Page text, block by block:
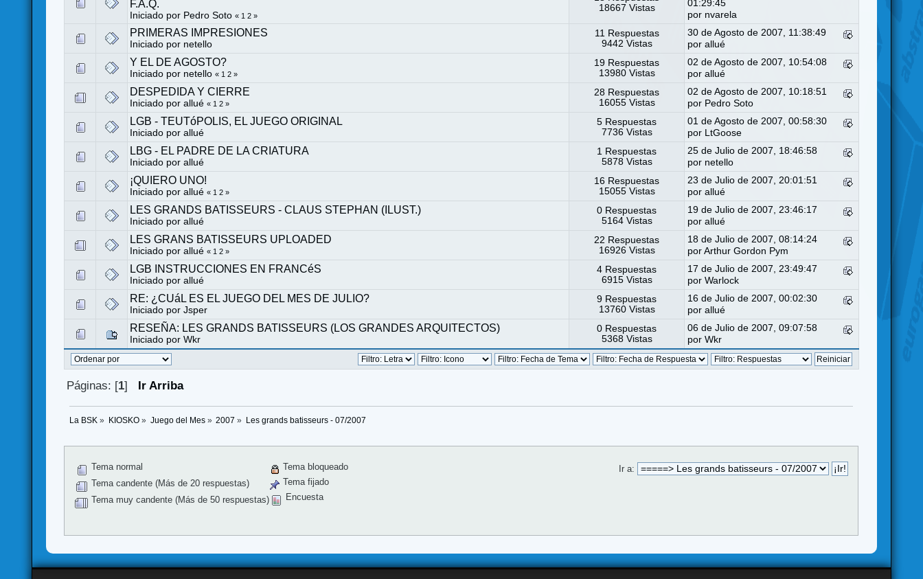
F.A.Q.
Iniciado por Pedro Soto « 1 2 »
18667 Vistas
01:29:45
por nvarela
PRIMERAS IMPRESIONES
Iniciado por netello
11 Respuestas
9442 Vistas
30 de Agosto de 2007, 11:38:49
porallué
Y EL DE AGOSTO?
Iniciado por netello « 1 2 »
19 Respuestas
13980 Vistas
02 de Agosto de 2007, 10:54:08
porallué
DESPEDIDA Y CIERRE
Iniciado porallué « 1 2 »
28 Respuestas
16055 Vistas
02 de Agosto de 2007, 10:18:51
por Pedro Soto
LGB - TEUTóPOLIS, EL JUEGO ORIGINAL
Iniciado porallué
5 Respuestas
7736 Vistas
01 de Agosto de 2007, 00:58:30
por
LtGoose
LBG - EL PADRE DE LA CRIATURA
Iniciado porallué
1 Respuestas
5878 Vistas
25 de Julio de 2007, 18:46:58
por netello
¡QUIERO UNO!
Iniciado porallué « 1 2 »
16 Respuestas
15055 Vistas
23 de Julio de 2007, 20:01:51
porallué
LES GRANDS BATISSEURS - CLAUS STEPHAN (ILUST.)
Iniciado porallué
0 Respuestas
5164 Vistas
19 de Julio de 2007, 23:46:17
porallué
LES GRANS BATISSEURS UPLOADED
Iniciado porallué « 1 2 »
22 Respuestas
16926 Vistas
18 de Julio de 2007, 08:14:24
porArthur Gordon Pym
LGB INSTRUCCIONES EN FRANCéS
Iniciado porallué
4 Respuestas
6915 Vistas
17 de Julio de 2007, 23:49:47
porWarlock
RE: ¿CUáL ES EL JUEGO DEL MES DE JULIO?
Iniciado porJsper
9 Respuestas
13760 Vistas
16 de Julio de 2007, 00:02:30
porallué
RESEÑA: LES GRANDS BATISSEURS (LOS GRANDES ARQUITECTOS)
Iniciado porWkr
0 Respuestas
5368 Vistas
06 de Julio de 2007, 09:07:58
porWkr
Páginas: [1] Ir Arriba
La BSK » KIOSKO» Juego del Mes» 2007 » Les grands batisseurs - 07/2007
Ir a:
Tema normal
Tema candente (Más de 20 respuestas)
Tema muy candente (Más de 50 respuestas)
Tema bloqueado
Tema fijado
Encuesta